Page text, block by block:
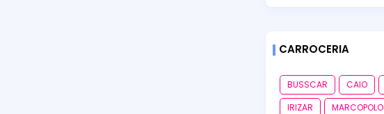
CARROCERIA
BUSSCAR CAIO
IRIZAR
MARCOPOLO